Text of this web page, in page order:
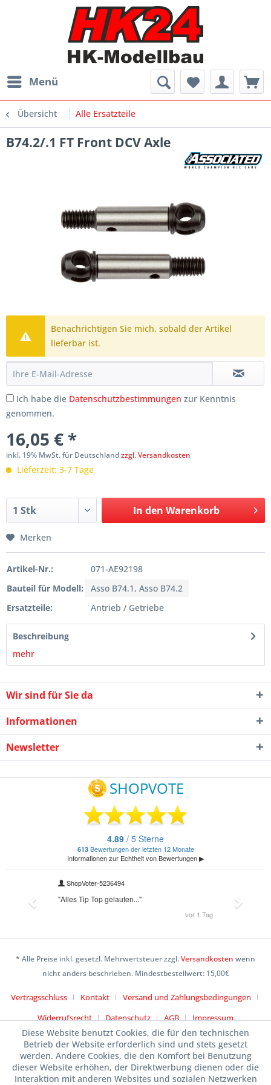
Menü
Übersicht Alle Ersatzteile
B74.2/.1 FT Front DCV Axle
Benachrichtigen Sie mich, sobald der Artikel
lieferbar ist.
Ich habe die Datenschutzbestimmungen zur Kenntnis
genommen.
16,05 € *
inkl. 19% MwSt. für Deutschlandzzgl. Versandkosten
Lieferzeit: 3-7 Tage
In den Warenkorb
Merken
Artikel-Nr.:
071-AE92198
Bauteil für Modell:
Asso B74.1, Asso B74.2
Ersatzteile:
Antrieb / Getriebe
Beschreibung
mehr
Wir sind für Sie da
Informationen
Newsletter
* Alle Preise inkl. gesetzl. Mehrwertsteuer zzgl.Versandkosten wenn
nicht anders beschrieben. Mindestbestellwert: 15,00€
Vertragsschluss Kontakt
Versand und Zahlungsbedingungen
Widerrufsrecht
Datenschutz AGB Impressum
Diese Website benutzt Cookies, die für den technischen
Betrieb der Website erforderlich sind und stets gesetzt
werden. Andere Cookies, die den Komfort bei Benutzung
dieser Website erhöhen, der Direktwerbung dienen oder die
Interaktion mit anderen Websites und sozialen Netzwerken